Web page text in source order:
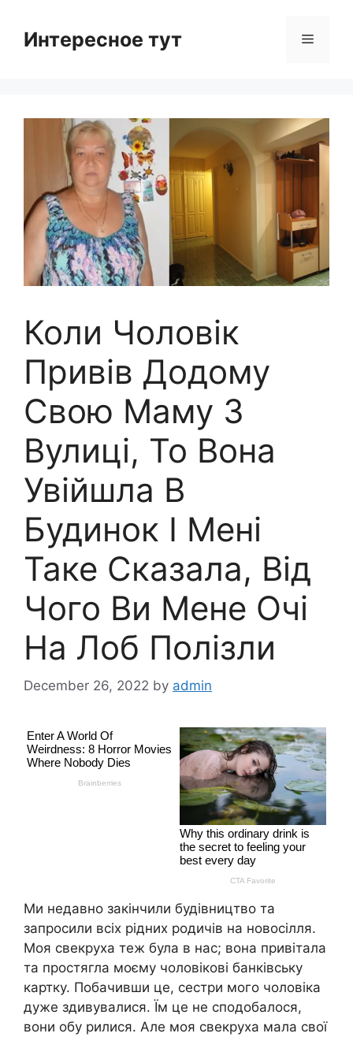
contentИнтересное тут Menu
Коли Чоловік
Привів Додому
Свою Маму З
Вулиці, То Вона
Увійшла В
Будинок І Мені
Таке Сказала, Від
Чого Ви Мене Очі
На Лоб Полізли
December 26, 2022 by admin
Ми недавно закінчили будівництво та
запросили всіх рідних родичів на новосілля.
Моя свекруха теж була в нас; вона привітала
та простягла моєму чоловікові банківську
картку. Побачивши це, сестри мого чоловіка
дуже здивувалися. Їм це не сподобалося,
вони обу рилися. Але моя свекруха мала свої